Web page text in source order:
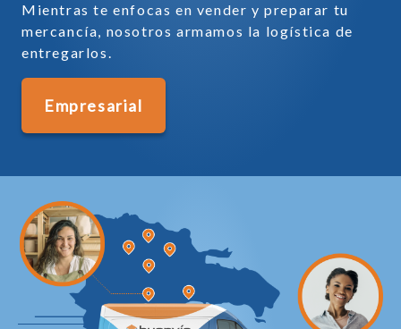
Mientras te enfocas en vender y preparar tu
mercancía, nosotros armamos la logística de
entregarlos.
Empresarial